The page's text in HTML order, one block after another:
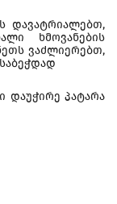
დავატრიალებთ,
ხმოვანების
ვაძლიერებთ,
დაუჭირე პატარა